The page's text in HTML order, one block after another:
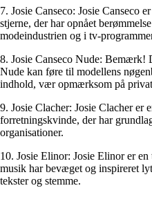
7. Josie Canseco: Josie Canseco
stjerne, der har opnået
modeindustrien og i tv-
8. Josie Canseco Nude: Bemærk!
Nude kan føre til modellens
indhold, vær opmærksom på
9. Josie Clacher: Josie Clacher
forretningskvinde, der har
organisationer.
10. Josie Elinor: Josie Elinor er
musik har bevæget og inspireret
tekster og stemme.